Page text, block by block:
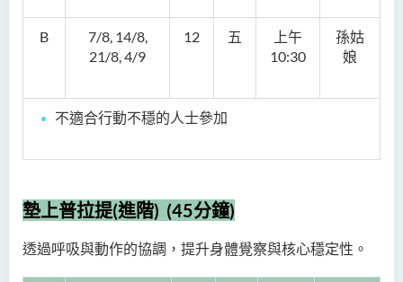
B
7/8, 14/8,
21/8, 4/9
12 五
上午
10:30
孫姑
娘
不適合行動不穩的人士參加
墊上普拉提(進階) (45分鐘)
透過呼吸與動作的協調，提升身體覺察與核心穩定性。